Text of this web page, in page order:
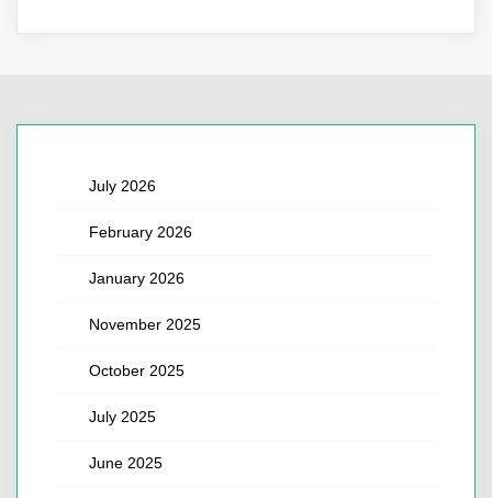
July 2026
February 2026
January 2026
November 2025
October 2025
July 2025
June 2025